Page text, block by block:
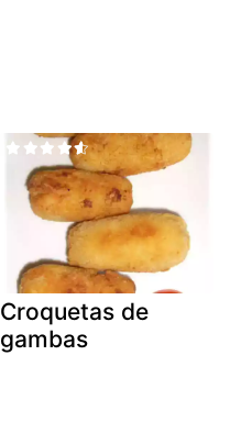
Croquetas de
gambas